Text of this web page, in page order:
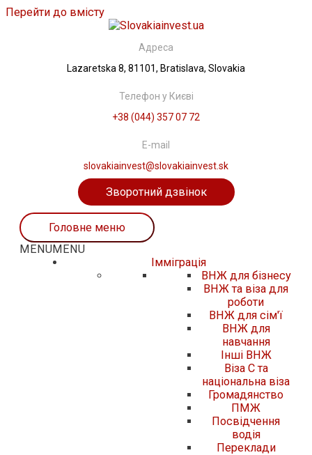
Перейти до вмісту
Адреса
Lazaretska 8, 81101, Bratislava, Slovakia
Телефон у Києві
+38 (044) 357 07 72
E-mail
slovakiainvest@slovakiainvest.sk
Зворотний дзвінок
Головне меню
MENUMENU
Iммiграцiя
ВНЖ для бізнесу
ВНЖ та віза для
роботи
ВНЖ для сім'ї
ВНЖ для
навчання
Інші ВНЖ
Віза C та
національна віза
Громадянство
ПМЖ
Посвідчення
водія
Переклади